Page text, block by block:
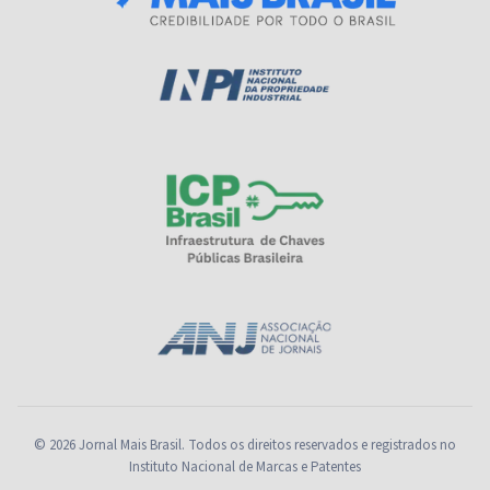
© 2026 Jornal Mais Brasil. Todos os direitos reservados e registrados no
Instituto Nacional de Marcas e Patentes